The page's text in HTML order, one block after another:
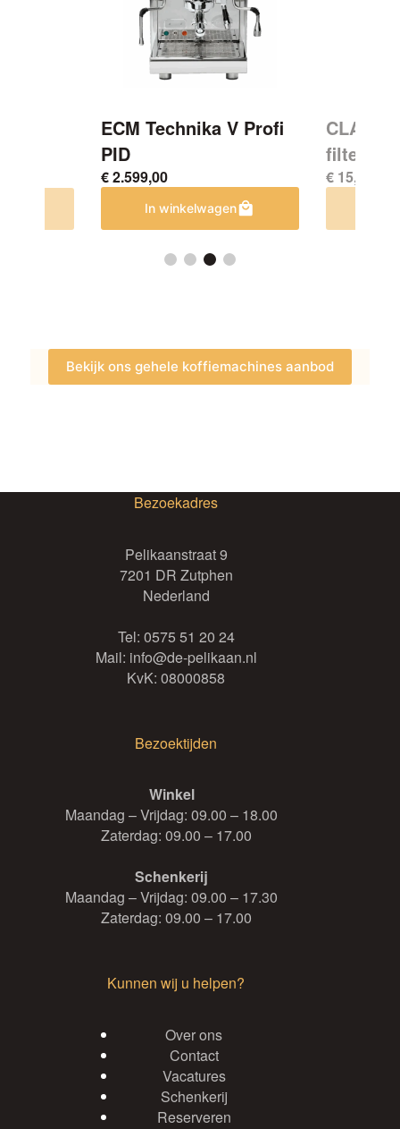
ECM Technika V Profi
PID
€2.599,00
In winkelwagen
CLARIS
€ 15,50
Bekijk ons gehele koffiemachines aanbod
Bezoekadres
Pelikaanstraat 9
7201 DR Zutphen
Nederland
Tel: 0575 51 20 24
Mail: info@de-pelikaan.nl
KvK: 08000858
Bezoektijden
Winkel
Maandag – Vrijdag: 09.00 – 18.00
Zaterdag: 09.00 – 17.00
Schenkerij
Maandag – Vrijdag: 09.00 – 17.30
Zaterdag: 09.00 – 17.00
Kunnen wij u helpen?
Over ons
Contact
Vacatures
Schenkerij
Reserveren